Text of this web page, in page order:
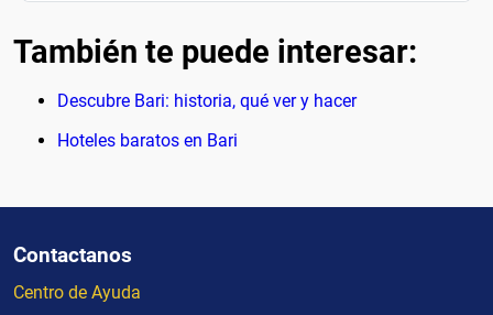
También te puede interesar:
Descubre Bari: historia, qué ver y hacer
Hoteles baratos en Bari
Contactanos
Centro de Ayuda